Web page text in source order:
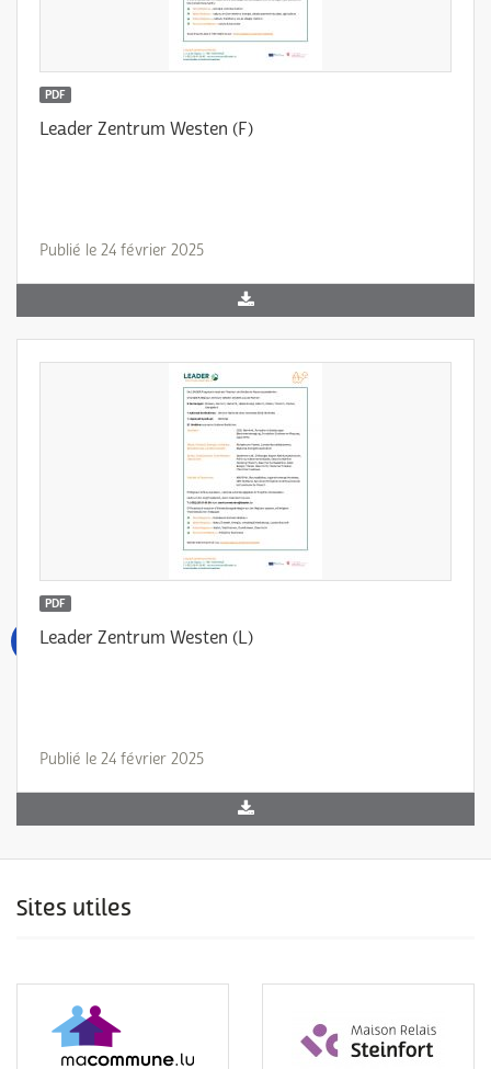
PDF
Leader Zentrum Westen (F)
Publié le 24 février 2025
PDF
Leader Zentrum Westen (L)
Publié le 24 février 2025
Sites utiles